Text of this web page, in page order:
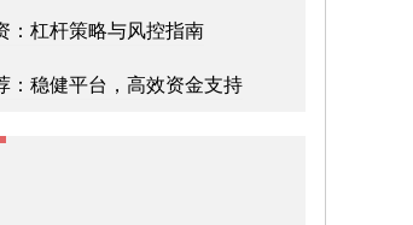
：杠杆策略与风控指南
：稳健平台，高效资金支持